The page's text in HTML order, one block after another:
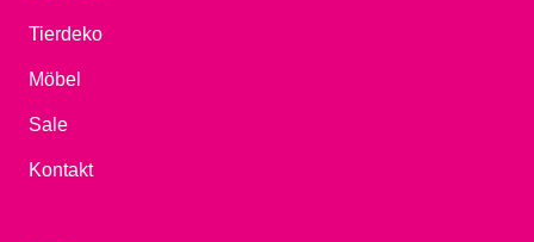
Tierdeko
Möbel
Sale
Kontakt